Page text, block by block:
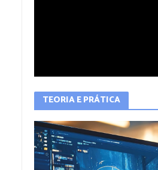
TEORIA E PRÁTICA